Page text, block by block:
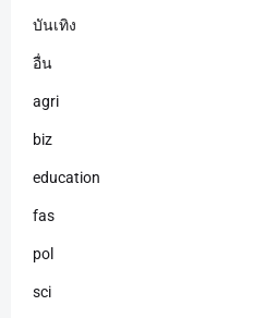
บันเทิง
อื่น
agri
biz
education
fas
pol
sci